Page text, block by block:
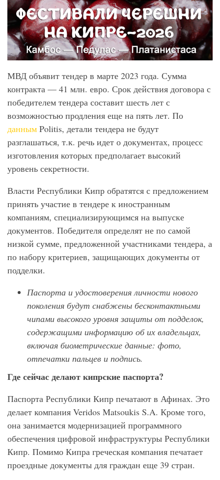
МВД объявит тендер в марте 2023 года. Сумма
контракта — 41 млн. евро. Срок действия договора с
победителем тендера составит шесть лет с
возможностью продления еще на пять лет. По
данным Politis, детали тендера не будут
разглашаться, т.к. речь идет о документах, процесс
изготовления которых предполагает высокий
уровень секретности.
Власти Республики Кипр обратятся с предложением
принять участие в тендере к иностранным
компаниям, специализирующимся на выпуске
документов. Победителя определят не по самой
низкой сумме, предложенной участниками тендера, а
по набору критериев, защищающих документы от
подделки.
Паспорта и удостоверения личности нового
поколения будут снабжены бесконтактными
чипами высокого уровня защиты от подделок,
содержащими информацию об их владельцах,
включая биометрические данные: фото,
отпечатки пальцев и подпись.
Где сейчас делают кипрские паспорта?
Паспорта Республики Кипр печатают в Афинах. Это
делает компания Veridos Matsoukis S.A. Кроме того,
она занимается модернизацией программного
обеспечения цифровой инфраструктуры Республики
Кипр. Помимо Кипра греческая компания печатает
проездные документы для граждан еще 39 стран.